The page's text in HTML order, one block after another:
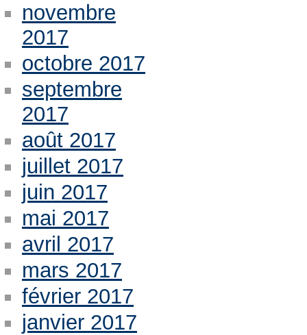
novembre
2017
octobre 2017
septembre
2017
août 2017
juillet 2017
juin 2017
mai 2017
avril 2017
mars 2017
février 2017
janvier 2017